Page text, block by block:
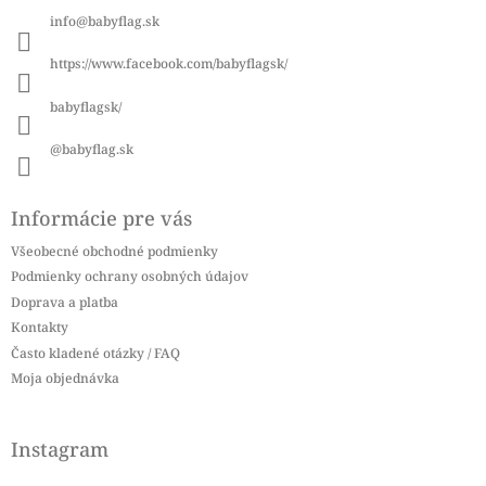
info@babyflag.sk
https://www.facebook.com/babyflagsk/
babyflagsk/
@babyflag.sk
Informácie pre vás
Všeobecné obchodné podmienky
Podmienky ochrany osobných údajov
Doprava a platba
Kontakty
Často kladené otázky / FAQ
Moja objednávka
Instagram